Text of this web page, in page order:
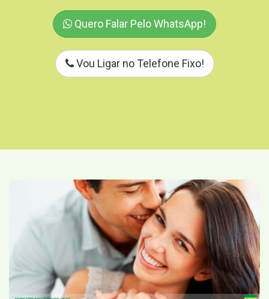
Quero Falar Pelo WhatsApp!
Vou Ligar no Telefone Fixo!